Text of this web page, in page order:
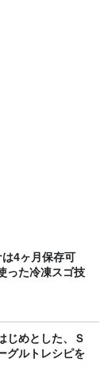
4ヶ月保存可
った冷凍スゴ技
じめとした、Ｓ
グルトレシピを